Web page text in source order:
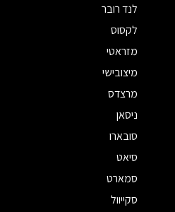
לנד רובר
לקסוס
מזראטי
מיצובישי
מרצדס
ניסאן
סובארו
סיאט
סמארט
סקייוול